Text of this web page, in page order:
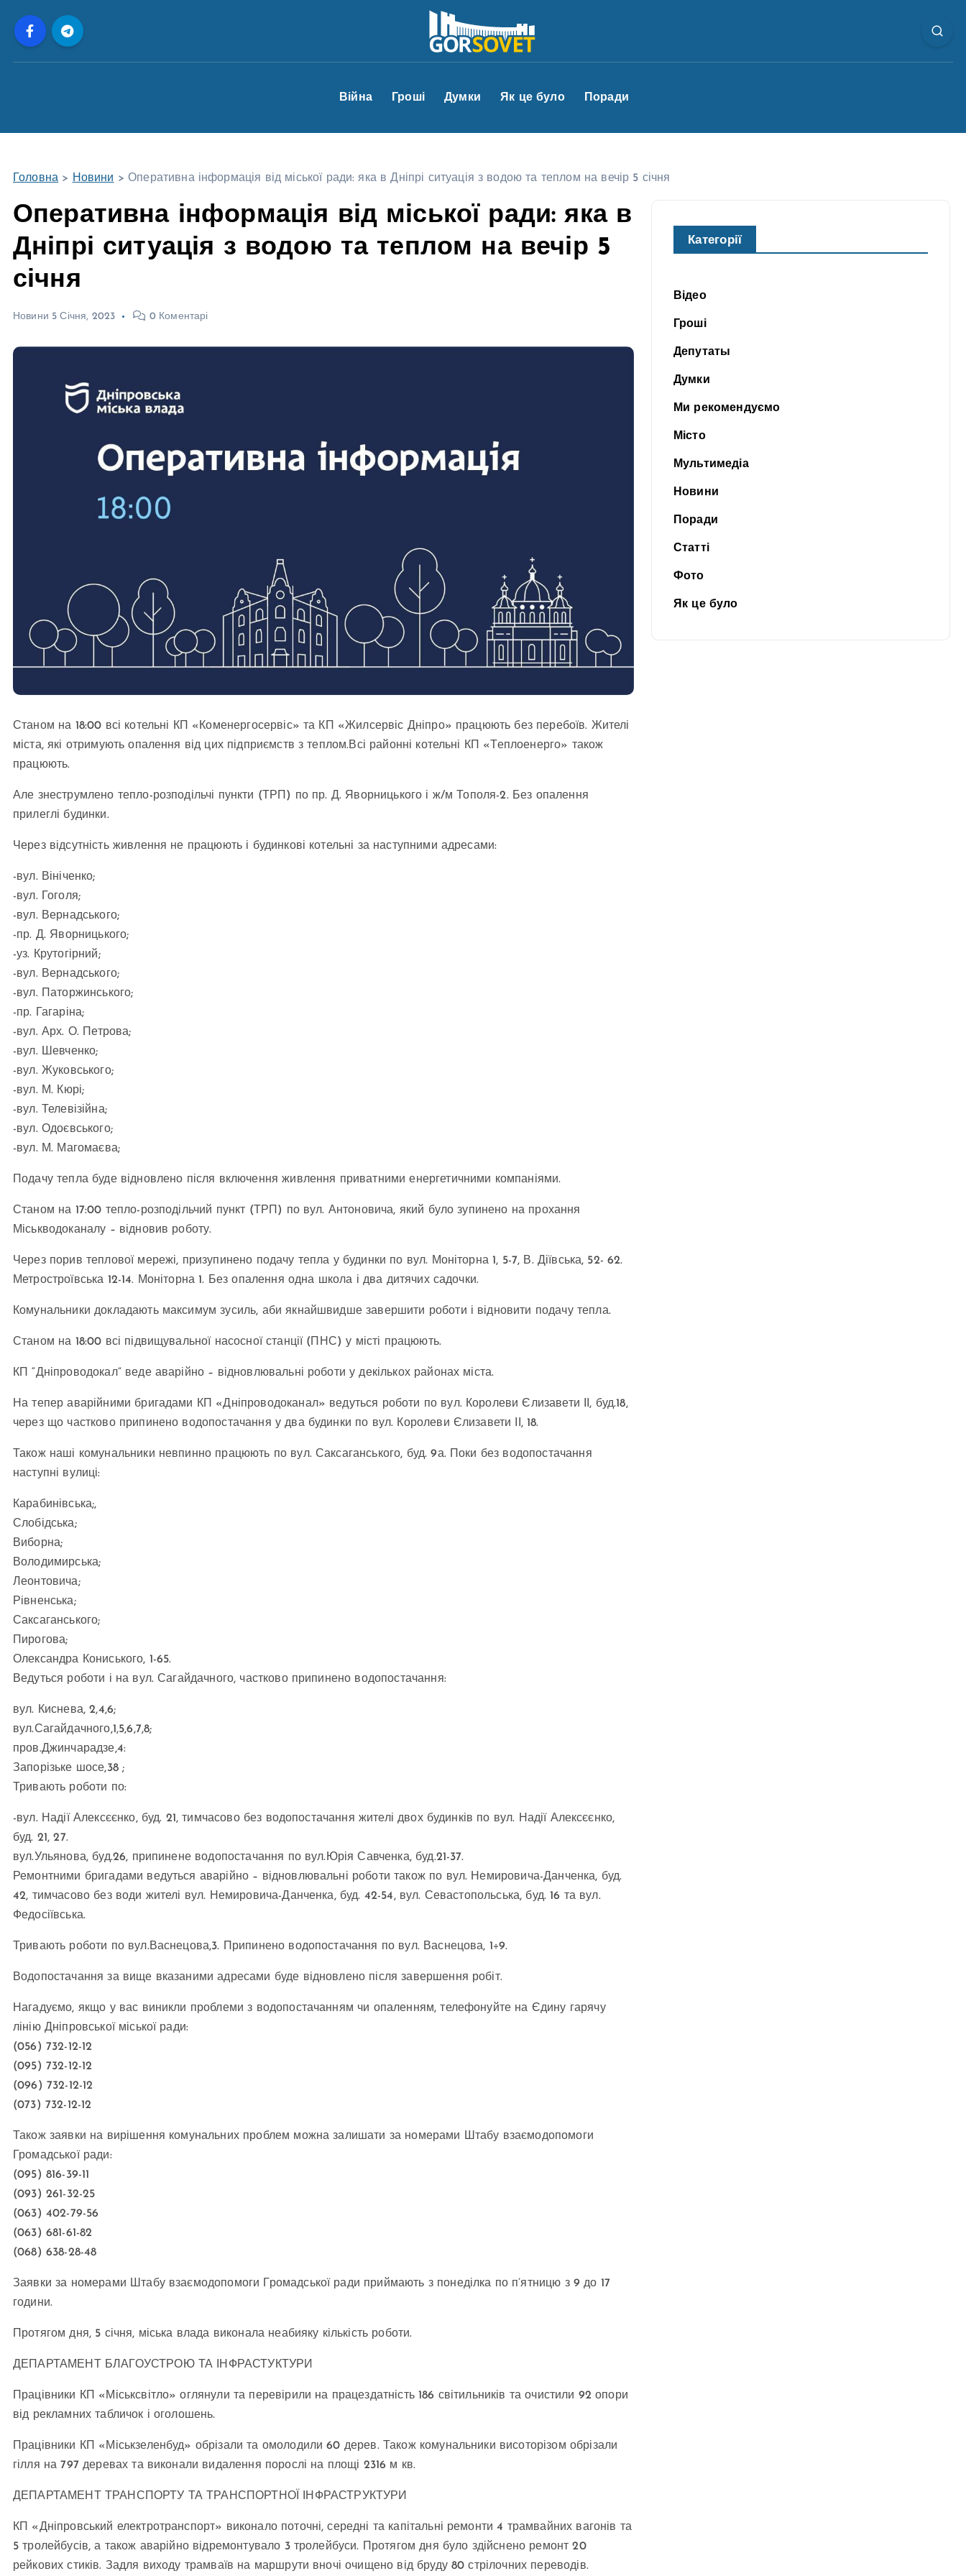
Війна Гроші Думки Як це було Поради
Головна > Новини >Оперативна інформація від міської ради: яка в Дніпрі ситуація з водою та теплом на вечір 5 січня
Оперативна інформація від міської ради: яка в
Дніпрі ситуація з водою та теплом на вечір 5
січня
Новини 5 Січня, 2023 0 Коментарі
Станом на 18:00 всі котельні КП «Коменергосервіс» та КП «Жилсервіс Дніпро» працюють без перебоїв. Жителі
міста, які отримують опалення від цих підприємств з теплом.Всі районні котельні КП «Теплоенерго» також
працюють.
Але знеструмлено тепло-розподільчі пункти (ТРП) по пр. Д. Яворницького і ж/м Тополя-2. Без опалення
прилеглі будинки.
Через відсутність живлення не працюють і будинкові котельні за наступними адресами:
-вул. Вініченко;
-вул. Гоголя;
-вул. Вернадського;
-пр. Д. Яворницького;
-уз. Крутогірний;
-вул. Вернадського;
-вул. Паторжинського;
-пр. Гагаріна;
-вул. Арх. О. Петрова;
-вул. Шевченко;
-вул. Жуковського;
-вул. М. Кюрі;
-вул. Телевізійна;
-вул. Одоєвського;
-вул. М. Магомаєва;
Подачу тепла буде відновлено після включення живлення приватними енергетичними компаніями.
Станом на 17:00 тепло-розподільчий пункт (ТРП) по вул. Антоновича, який було зупинено на прохання
Міськводоканалу – відновив роботу.
Через порив теплової мережі, призупинено подачу тепла у будинки по вул. Моніторна 1, 5-7, В. Діївська, 52- 62.
Метростроївська 12-14. Моніторна 1. Без опалення одна школа і два дитячих садочки.
Комунальники докладають максимум зусиль, аби якнайшвидше завершити роботи і відновити подачу тепла.
Станом на 18:00 всі підвищувальної насосної станції (ПНС) у місті працюють.
КП “Дніпроводокал” веде аварійно – відновлювальні роботи у декількох районах міста.
На тепер аварійними бригадами КП «Дніпроводоканал» ведуться роботи по вул. Королеви Єлизавети ІІ, буд.18,
через що частково припинено водопостачання у два будинки по вул. Королеви Єлизавети ІІ, 18.
Також наші комунальники невпинно працюють по вул. Саксаганського, буд. 9а. Поки без водопостачання
наступні вулиці:
Карабинівська;,
Слобідська;
Виборна;
Володимирська;
Леонтовича;
Рівненська;
Саксаганського;
Пирогова;
Олександра Кониського, 1-65.
Ведуться роботи і на вул. Сагайдачного, частково припинено водопостачання:
вул. Киснева, 2,4,6;
вул.Сагайдачного,1,5,6,7,8;
пров.Джинчарадзе,4:
Запорізьке шосе,38 ;
Тривають роботи по:
-вул. Надії Алексєєнко, буд. 21, тимчасово без водопостачання жителі двох будинків по вул. Надії Алексєєнко,
буд. 21, 27.
вул.Ульянова, буд.26, припинене водопостачання по вул.Юрія Савченка, буд.21-37.
Ремонтними бригадами ведуться аварійно – відновлювальні роботи також по вул. Немировича-Данченка, буд.
42, тимчасово без води жителі вул. Немировича-Данченка, буд. 42-54, вул. Севастопольська, буд. 16 та вул.
Федосіївська.
Тривають роботи по вул.Васнецова,3. Припинено водопостачання по вул. Васнецова, 1÷9.
Водопостачання за вище вказаними адресами буде відновлено після завершення робіт.
Нагадуємо, якщо у вас виникли проблеми з водопостачанням чи опаленням, телефонуйте на Єдину гарячу
лінію Дніпровської міської ради:
(056) 732-12-12
(095) 732-12-12
(096) 732-12-12
(073) 732-12-12
Також заявки на вирішення комунальних проблем можна залишати за номерами Штабу взаємодопомоги
Громадської ради:
(095) 816-39-11
(093) 261-32-25
(063) 402-79-56
(063) 681-61-82
(068) 638-28-48
Заявки за номерами Штабу взаємодопомоги Громадської ради приймають з понеділка по п’ятницю з 9 до 17
години.
Протягом дня, 5 січня, міська влада виконала неабияку кількість роботи.
ДЕПАРТАМЕНТ БЛАГОУСТРОЮ ТА ІНФРАСТУКТУРИ
Працівники КП «Міськсвітло» оглянули та перевірили на працездатність 186 світильників та очистили 92 опори
від рекламних табличок і оголошень.
Працівники КП «Міськзеленбуд» обрізали та омолодили 60 дерев. Також комунальники висоторізом обрізали
гілля на 797 деревах та виконали видалення порослі на площі 2316 м кв.
ДЕПАРТАМЕНТ ТРАНСПОРТУ ТА ТРАНСПОРТНОЇ ІНФРАСТРУКТУРИ
КП «Дніпровський електротранспорт» виконало поточні, середні та капітальні ремонти 4 трамвайних вагонів та
5 тролейбусів, а також аварійно відремонтувало 3 тролейбуси. Протягом дня було здійснено ремонт 20
рейкових стиків. Задля виходу трамваїв на маршрути вночі очищено від бруду 80 стрілочних переводів.
Категорії
Відео
Гроші
Депутаты
Думки
Ми рекомендуємо
Місто
Мультимедіа
Новини
Поради
Статті
Фото
Як це було